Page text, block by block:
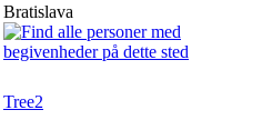
Bratislava
Tree2